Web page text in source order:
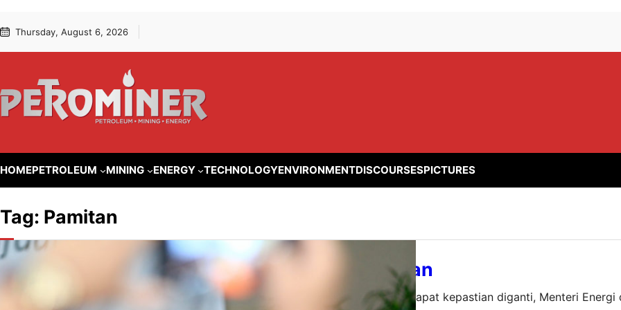
ke
to Thursday, August 6, 2026
HOMEPETROLEUM MINING ENERGY TECHNOLOGYENVIRONMENTDISCOURSESPICTURES
Tag: Pamitan
Sudirman Said Pamitan
Jakarta, Petrominer — Setelah mendapat kepastian diganti, Menteri Energi